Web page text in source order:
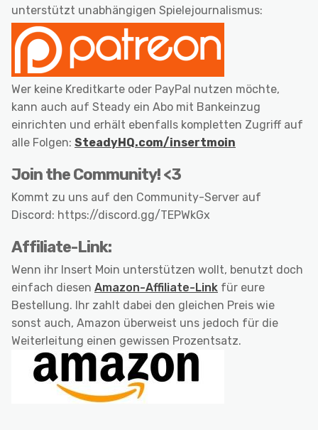
unterstützt unabhängigen Spielejournalismus:
Wer keine Kreditkarte oder PayPal nutzen möchte,
kann auch auf Steady ein Abo mit Bankeinzug
einrichten und erhält ebenfalls kompletten Zugriff auf
alle Folgen: SteadyHQ.com/insertmoin
Join the Community! <3
Kommt zu uns auf den Community-Server auf
Discord: https://discord.gg/TEPWkGx
Affiliate-Link:
Wenn ihr Insert Moin unterstützen wollt, benutzt doch
einfach diesen Amazon-Affiliate-Link für eure
Bestellung. Ihr zahlt dabei den gleichen Preis wie
sonst auch, Amazon überweist uns jedoch für die
Weiterleitung einen gewissen Prozentsatz.